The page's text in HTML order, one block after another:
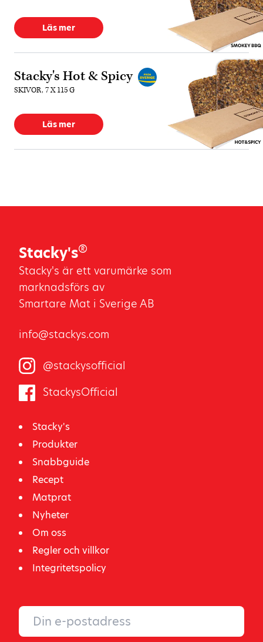
Läs mer
Stacky's Hot & Spicy
SKIVOR, 7 X 115 G
Läs mer
Stacky's®
Stacky's är ett varumärke som
marknadsförs av
Smartare Mat i Sverige AB
info@stackys.com
@stackysofficial
StackysOfficial
Stacky's
Produkter
Snabbguide
Recept
Matprat
Nyheter
Om oss
Regler och villkor
Integritetspolicy